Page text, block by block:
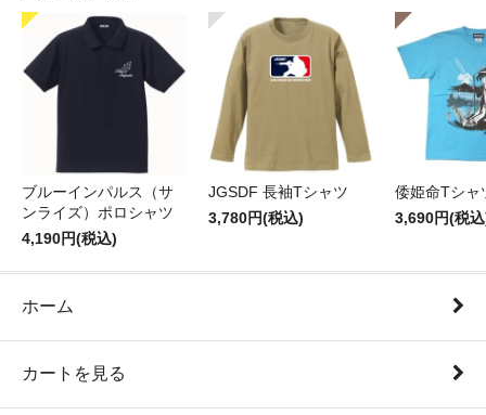
ブルーインパルス（サ
ンライズ）ポロシャツ
4,190円(税込)
JGSDF 長袖Tシャツ
3,780円(税込)
倭姫命Tシャ
3,690円(税
ホーム
カートを見る